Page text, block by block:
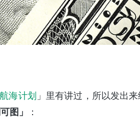
海计划 」里有讲过，所以发出
图」 ：